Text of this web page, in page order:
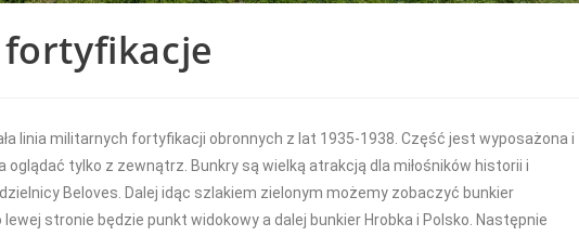
fortyfikacje
linia militarnych fortyfikacji obronnych z lat 1935-1938. Część jest wyposażona i
tylko z zewnątrz. Bunkry są wielką atrakcją dla miłośników historii i
Beloves. Dalej idąc szlakiem zielonym możemy zobaczyć bunkier
stronie będzie punkt widokowy a dalej bunkier Hrobka i Polsko. Następnie